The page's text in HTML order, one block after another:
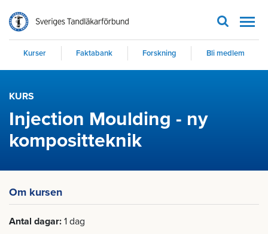
Kurser Faktabank Forskning Bli medlem
KURS
Injection Moulding - ny
kompositteknik
Om kursen
Antal dagar 1 dag